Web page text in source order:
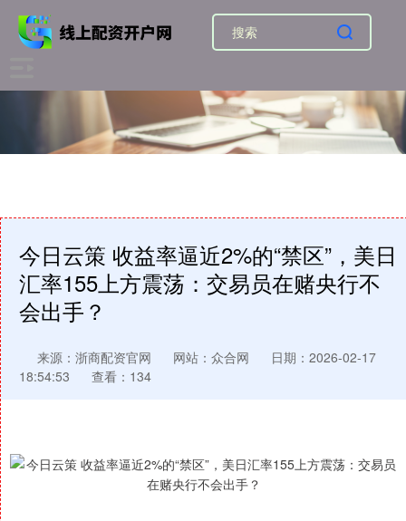
今日云策 收益率逼近2%的“禁区”，美日
汇率155上方震荡：交易员在赌央行不
会出手？
来源：浙商配资官网 网站：众合网
日期：2026-02-17
18:54:53
查看：134